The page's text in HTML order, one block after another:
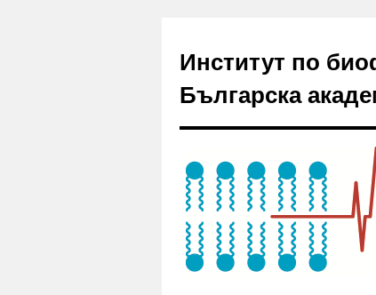
Институт по
Българска